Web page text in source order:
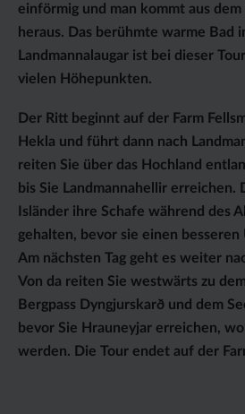
einförmig und man kommt aus
heraus. Das berühmte warme Bad
Landmannalaugar ist bei dieser
vielen Höhepunkten.
Der Ritt beginnt auf der Farm
Hekla und führt dann nach
reiten Sie über das Hochland
bis Sie Landmannahellir erreichen.
Isländer ihre Schafe während des
gehalten, bevor sie einen
Am nächsten Tag geht es weiter
Von da reiten Sie westwärts zu
Bergpass Dyngjurskarð und dem
bevor Sie Hrauneyjar erreichen,
werden. Die Tour endet auf der